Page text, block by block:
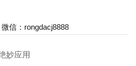
微信： rongdacj8888
妙应用